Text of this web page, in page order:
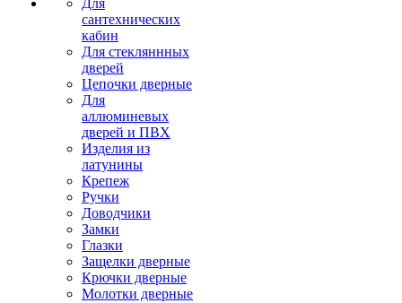
Для
сантехнических
кабин
Для стекляннных
дверей
Цепочки дверные
Для
аллюминевых
дверей и ПВХ
Изделия из
латунины
Крепеж
Ручки
Доводчики
Замки
Глазки
Защелки дверные
Крючки дверные
Молотки дверные